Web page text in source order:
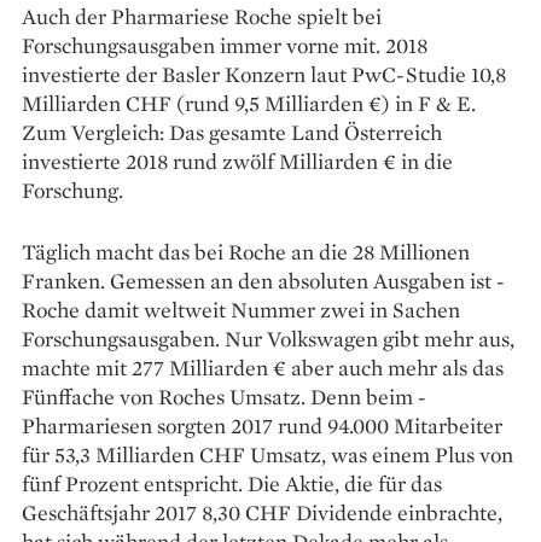
Auch der Pharmariese ­Roche spielt bei
Forschungsausgaben immer vorne mit. 2018
investierte der Basler Konzern laut PwC-Studie 10,8
Milliarden CHF (rund 9,5 Milliarden €) in F & E.
Zum Vergleich: Das gesamte Land Österreich
investierte 2018 rund zwölf Milliarden € in die
Forschung.
Täglich macht das bei Roche an die 28 Millionen
Franken. Gemessen an den absoluten Ausgaben ist ­
Roche damit weltweit Nummer zwei in Sachen
Forschungsaus­gaben. Nur Volkswagen gibt mehr aus,
machte mit 277 Milliarden € aber auch mehr als das
Fünffache von ­Roches ­Umsatz. Denn beim ­
Pharmariesen sorgten 2017 rund 94.000 Mitarbeiter
für 53,3 Milliarden CHF Umsatz, was einem Plus von
fünf Prozent entspricht. Die Aktie, die für das
Geschäftsjahr 2017 8,30 CHF Dividende einbrachte,